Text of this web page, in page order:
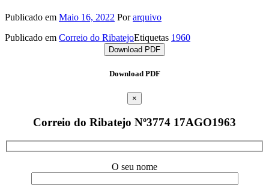
Publicado em Maio 16, 2022 Porarquivo
Publicado em Correio do RibatejoEtiquetas 1960
Download PDF
Download PDF
×
Correio do Ribatejo Nº3774 17AGO1963
O seu nome